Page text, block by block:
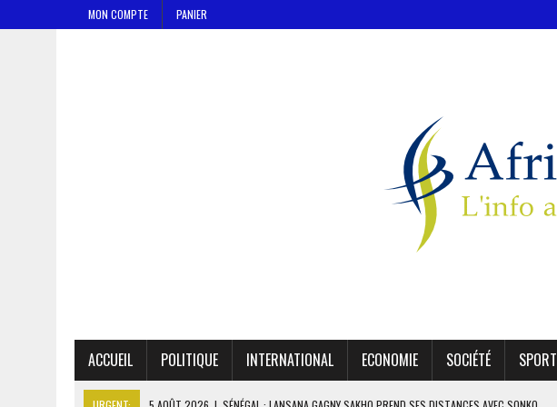
MON COMPTE PANIER
ACCUEIL POLITIQUE INTERNATIONAL ECONOMIE SOCIÉTÉ SPORT